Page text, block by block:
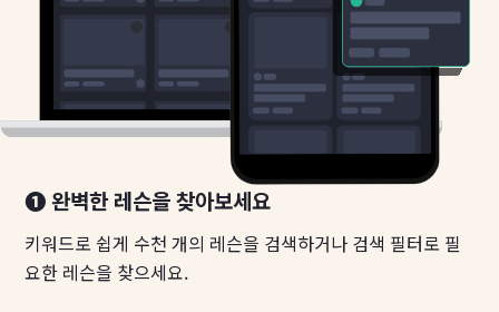
❶ 완벽한 레슨을 찾아보세요
키워드로 쉽게 수천 개의 레슨을 검색하거나 검색 필터로 필
요한 레슨을 찾으세요.